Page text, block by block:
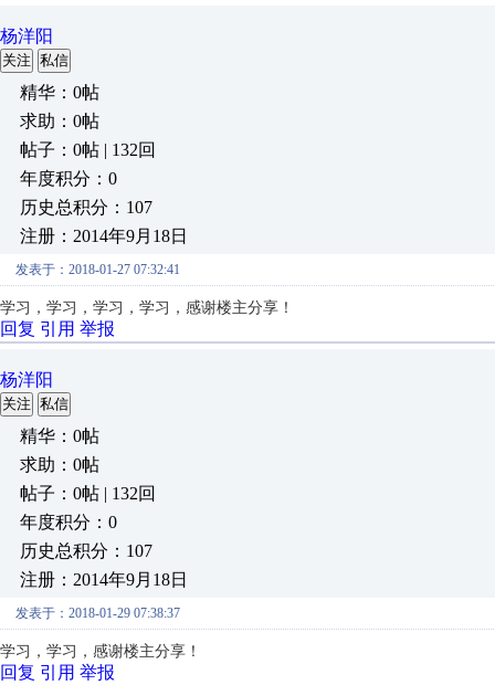
杨洋阳
关注 私信
精华：0帖
求助：0帖
帖子：0帖 | 132回
年度积分：0
历史总积分：107
注册：2014年9月18日
发表于：2018-01-27 07:32:41
学习，学习，学习，学习，感谢楼主分享！
回复 引用 举报
杨洋阳
关注 私信
精华：0帖
求助：0帖
帖子：0帖 | 132回
年度积分：0
历史总积分：107
注册：2014年9月18日
发表于：2018-01-29 07:38:37
学习，学习，感谢楼主分享！
回复 引用 举报